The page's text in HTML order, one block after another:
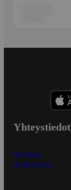
Yhteystiedot
Myymälät
Asiakaspalvelu